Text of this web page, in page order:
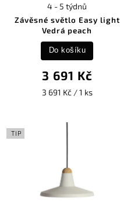
Závěsné světlo Easy light
Vedrá peach
4 - 5 týdnů
3 691 Kč
3 691 Kč / 1 ks
Do košíku
TIP